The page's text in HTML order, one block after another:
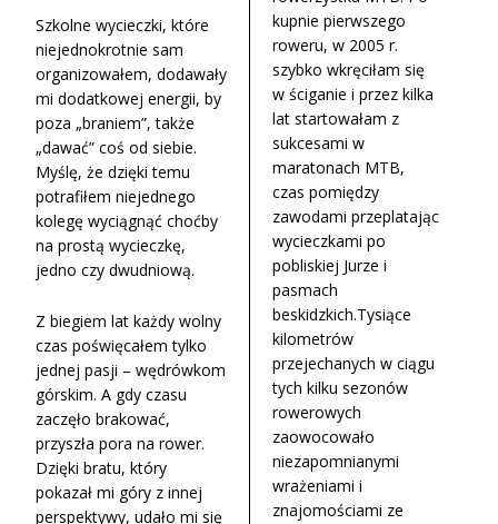
Szkolne wycieczki, które
niejednokrotnie sam
organizowałem, dodawały
mi dodatkowej energii, by
poza „braniem”, także
„dawać” coś od siebie.
Myślę, że dzięki temu
potrafiłem niejednego
kolegę wyciągnąć choćby
na prostą wycieczkę,
jedno czy dwudniową.
Z biegiem lat każdy wolny
czas poświęcałem tylko
jednej pasji – wędrówkom
górskim. A gdy czasu
zaczęło brakować,
przyszła pora na rower.
Dzięki bratu, który
pokazał mi góry z innej
perspektywy, udało mi się
kupnie pierwszego
roweru, w 2005 r.
szybko wkręciłam się
w ściganie i przez kilka
lat startowałam z
sukcesami w
maratonach MTB,
czas pomiędzy
zawodami przeplatając
wycieczkami po
pobliskiej Jurze i
pasmach
beskidzkich.Tysiące
kilometrów
przejechanych w ciągu
tych kilku sezonów
rowerowych
zaowocowało
niezapomnianymi
wrażeniami i
znajomościami ze